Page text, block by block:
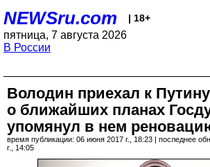
NEWSru.com | 18+
пятница, 7 августа 2026
В России
Володин приехал к
о ближайших планах
упомянул в нем
время публикации: 06 июня 2017 г., 18:23 | последнее
г., 14:05